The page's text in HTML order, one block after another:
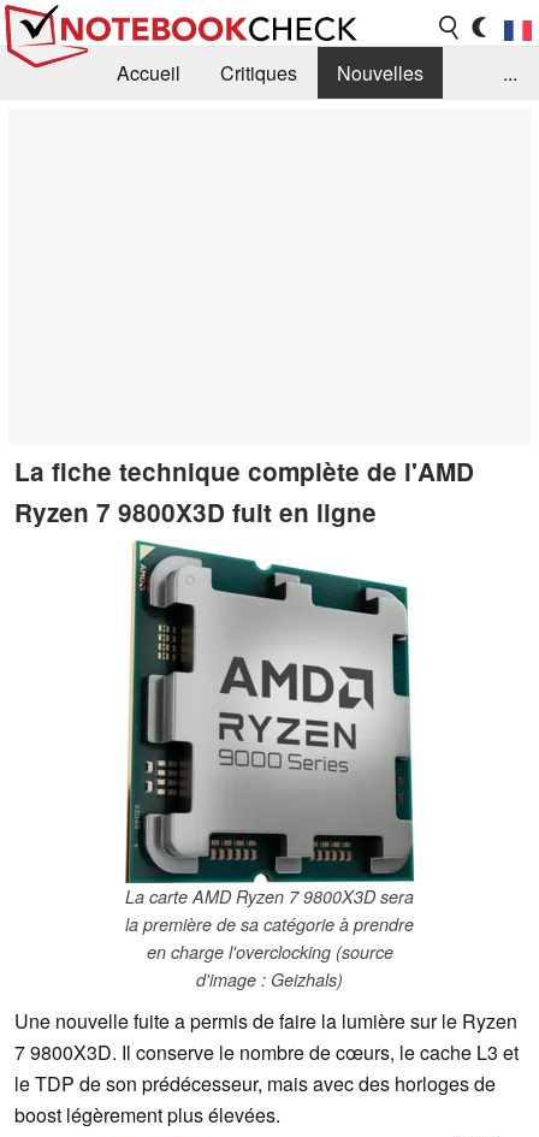
Accueil Critiques
Nouvelles
...
La fiche technique complète de l'AMD
Ryzen 7 9800X3D fuit en ligne
La carte AMD Ryzen 7 9800X3D sera
la première de sa catégorie à prendre
en charge l'overclocking (source
d'image : Geizhals)
Une nouvelle fuite a permis de faire la lumière sur le Ryzen
7 9800X3D. Il conserve le nombre de cœurs, le cache L3 et
le TDP de son prédécesseur, mais avec des horloges de
boost légèrement plus élevées.